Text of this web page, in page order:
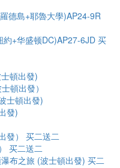
德島+耶魯大學)AP24-9R
+华盛顿DC)AP27-6JD 买
頓出發)
頓出發）
士頓出發)
發)
發） 买二送二
买二送二
布之旅 (波士頓出發) 买二